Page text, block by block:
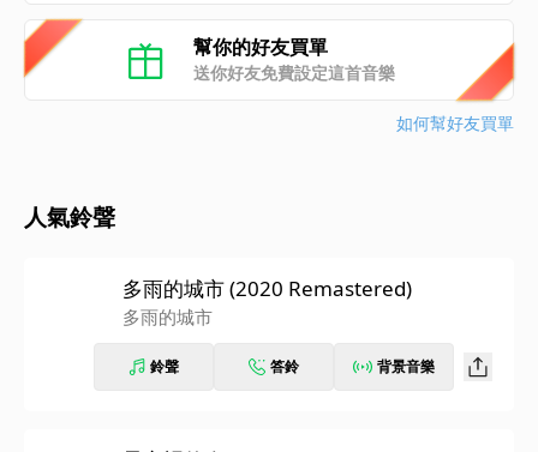
幫你的好友買單
送你好友免費設定這首音樂
如何幫好友買單
人氣鈴聲
多雨的城市 (2020 Remastered)
多雨的城市
鈴聲 答鈴 背景音樂